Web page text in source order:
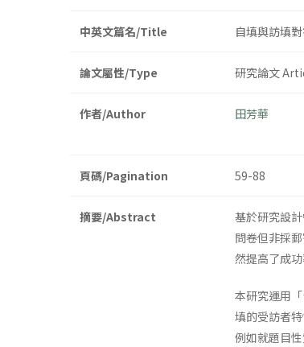
中英文篇名/Title 自填與訪填
論文屬性/Type 研究論文
作者/Author 田芳華
頁碼/Pagination 59-88
摘要/Abstract
基於研究設
問卷但非採
然提高了成
本研究運用
填的受訪者
例如就題目